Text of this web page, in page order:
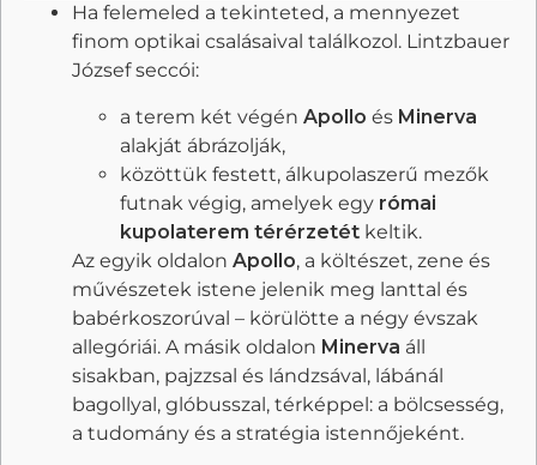
Ha felemeled a tekinteted, a mennyezet
finom optikai csalásaival találkozol. Lintzbauer
József seccói:
a terem két végén Apollo és Minerva
alakját ábrázolják,
közöttük festett, álkupolaszerű mezők
futnak végig, amelyek egy római
kupolaterem térérzetétkeltik.
Az egyik oldalon Apollo, a költészet, zene és
művészetek istene jelenik meg lanttal és
babérkoszorúval – körülötte a négy évszak
allegóriái. A másik oldalon Minerva áll
sisakban, pajzzsal és lándzsával, lábánál
bagollyal, glóbusszal, térképpel: a bölcsesség,
a tudomány és a stratégia istennőjeként.